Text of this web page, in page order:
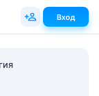
Вход